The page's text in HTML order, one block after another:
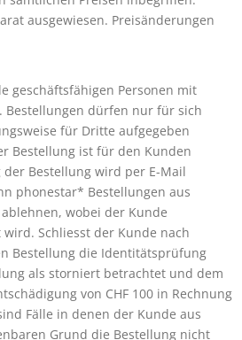
ausgewiesen. Preisänderungen
geschäftsfähigen Personen mit
Bestellungen dürfen nur für sich
für Dritte aufgegeben
Bestellung ist für den Kunden
Bestellung wird per E-Mail
phonestar* Bestellungen aus
wobei der Kunde
Schliesst der Kunde nach
Bestellung die Identitätsprüfung
als storniert betrachtet und dem
von CHF 100 in Rechnung
Fälle in denen der Kunde aus
Grund die Bestellung nicht